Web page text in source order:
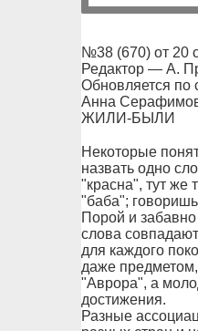
№38 (670) от 20
Редактор — А.
Обновляется по
Анна
ЖИЛИ-БЫЛИ
Некоторые
назвать одно
"красна", тут
"баба";
Порой и
слова
для каждого
даже
"Аврора", а
достижения.
Разные